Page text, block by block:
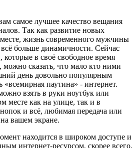
самое лучшее качество вещания
Так как развитие новых
жизнь современного мужчины
больше динамичности. Сейчас
которые в своё свободное время
можно сказать, что мало кто ними
день довольно популярным
«всемирная паутина» - интернет.
взять в руки ноутбук или
месте как на улице, так и в
и всё, любимая передача или
вашем экране.
находится в широком доступе и
интернет-ресурсом, скорее всего,